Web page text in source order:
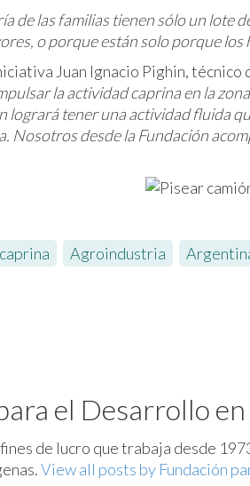
de las familias tienen sólo un lote
o porque están solo porque
Juan Ignacio Pighin, técnico
la actividad caprina en la
logrará tener una actividad fluida
Nosotros desde la Fundación
Agroindustria
el Desarrollo en
de lucro que trabaja desde
View all posts by Fundación